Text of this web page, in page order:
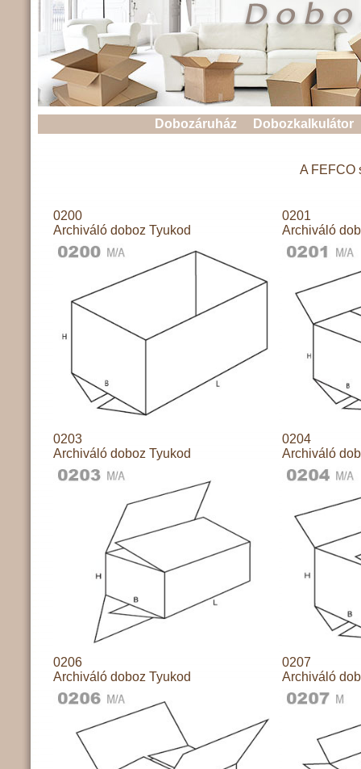
Dobozáruház Dobozkalkulátor
A FEFCO
0200
Archiváló doboz Tyukod
0201
Archiváló
0203
Archiváló doboz Tyukod
0204
Archiváló
0206
Archiváló doboz Tyukod
0207
Archiváló